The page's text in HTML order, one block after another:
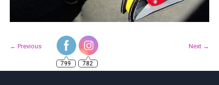
← Previous Next →
799 782